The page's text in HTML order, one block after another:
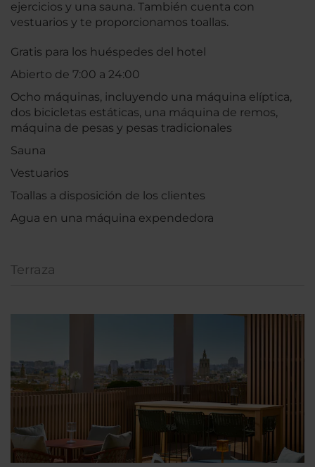
ejercicios y una sauna. También cuenta con
vestuarios y te proporcionamos toallas.
Gratis para los huéspedes del hotel
Abierto de 7:00 a 24:00
Ocho máquinas, incluyendo una máquina elíptica,
dos bicicletas estáticas, una máquina de remos,
máquina de pesas y pesas tradicionales
Sauna
Vestuarios
Toallas a disposición de los clientes
Agua en una máquina expendedora
Terraza